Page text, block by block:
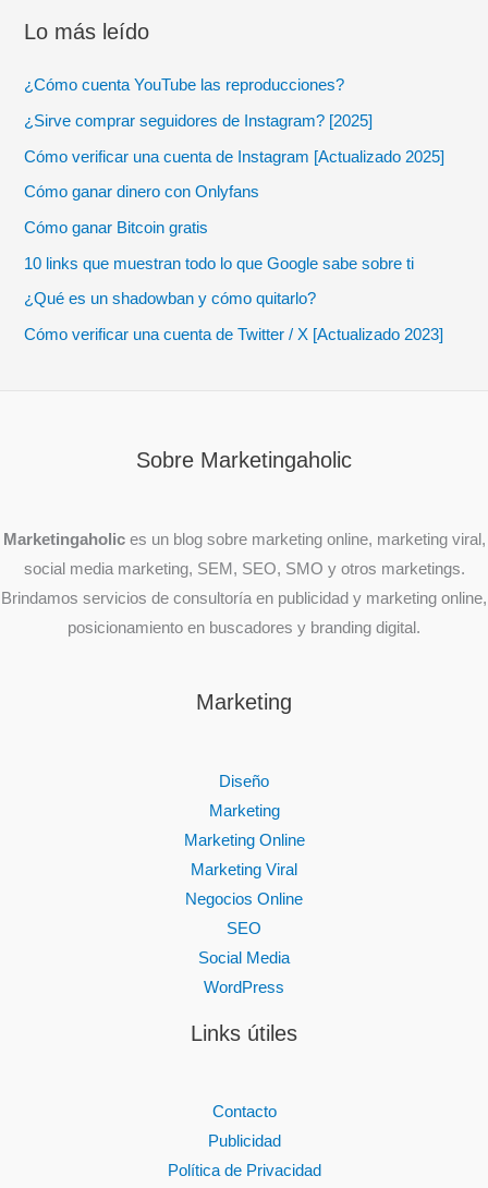
Lo más leído
¿Cómo cuenta YouTube las reproducciones?
¿Sirve comprar seguidores de Instagram? [2025]
Cómo verificar una cuenta de Instagram [Actualizado 2025]
Cómo ganar dinero con Onlyfans
Cómo ganar Bitcoin gratis
10 links que muestran todo lo que Google sabe sobre ti
¿Qué es un shadowban y cómo quitarlo?
Cómo verificar una cuenta de Twitter / X [Actualizado 2023]
Sobre Marketingaholic
Marketingaholices un blog sobre marketing online, marketing viral,
social media marketing, SEM, SEO, SMO y otros marketings.
Brindamos servicios de consultoría en publicidad y marketing online,
posicionamiento en buscadores y branding digital.
Marketing
Diseño
Marketing
Marketing Online
Marketing Viral
Negocios Online
SEO
Social Media
WordPress
Links útiles
Contacto
Publicidad
Política de Privacidad